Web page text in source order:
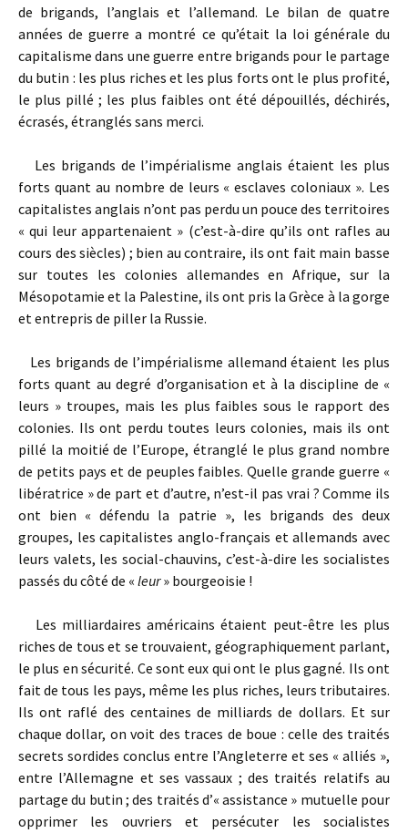
de brigands, l’anglais et l’allemand. Le bilan de quatre
années de guerre a montré ce qu’était la loi générale du
capitalisme dans une guerre entre brigands pour le partage
du butin : les plus riches et les plus forts ont le plus profité,
le plus pillé ; les plus faibles ont été dépouillés, déchirés,
écrasés, étranglés sans merci.
Les brigands de l’impérialisme anglais étaient les plus
forts quant au nombre de leurs « esclaves coloniaux ». Les
capitalistes anglais n’ont pas perdu un pouce des territoires
« qui leur appartenaient » (c’est-à-dire qu’ils ont rafles au
cours des siècles) ; bien au contraire, ils ont fait main basse
sur toutes les colonies allemandes en Afrique, sur la
Mésopotamie et la Palestine, ils ont pris la Grèce à la gorge
et entrepris de piller la Russie.
Les brigands de l’impérialisme allemand étaient les plus
forts quant au degré d’organisation et à la discipline de «
leurs » troupes, mais les plus faibles sous le rapport des
colonies. Ils ont perdu toutes leurs colonies, mais ils ont
pillé la moitié de l’Europe, étranglé le plus grand nombre
de petits pays et de peuples faibles. Quelle grande guerre «
libératrice » de part et d’autre, n’est-il pas vrai ? Comme ils
ont bien « défendu la patrie », les brigands des deux
groupes, les capitalistes anglo-français et allemands avec
leurs valets, les social-chauvins, c’est-à-dire les socialistes
passés du côté de « leur» bourgeoisie !
Les milliardaires américains étaient peut-être les plus
riches de tous et se trouvaient, géographiquement parlant,
le plus en sécurité. Ce sont eux qui ont le plus gagné. Ils ont
fait de tous les pays, même les plus riches, leurs tributaires.
Ils ont raflé des centaines de milliards de dollars. Et sur
chaque dollar, on voit des traces de boue : celle des traités
secrets sordides conclus entre l’Angleterre et ses « alliés »,
entre l’Allemagne et ses vassaux ; des traités relatifs au
partage du butin ; des traités d’« assistance » mutuelle pour
opprimer les ouvriers et persécuter les socialistes